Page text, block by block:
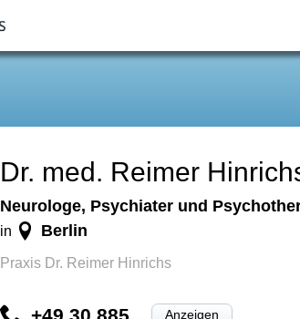
Dr. med. Reimer
Neurologe, Psychiater und
in Berlin
Praxis Dr. Reimer Hinrichs
Anzeigen